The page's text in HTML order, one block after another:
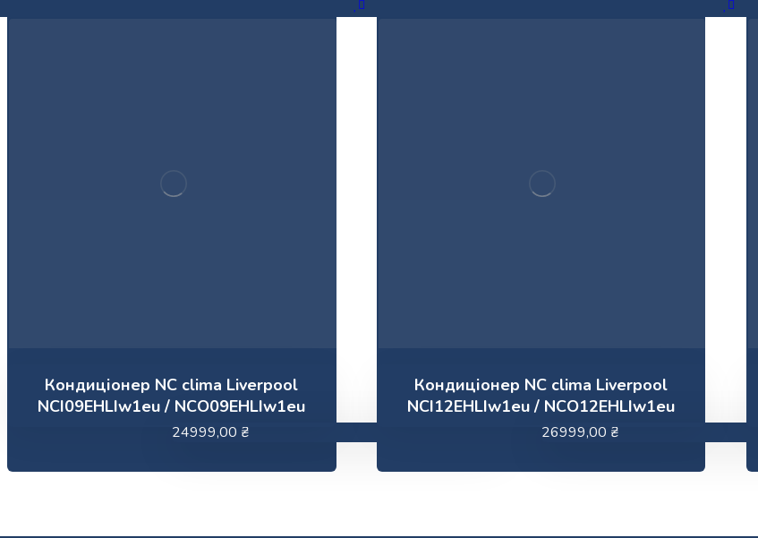
Кондиціонер NC clima Liverpool
NCI09EHLIw1eu / NCO09EHLIw1eu
24999,00 ₴
Кондиціонер NC clima Liverpool
NCI12EHLIw1eu / NCO12EHLIw1eu
26999,00 ₴